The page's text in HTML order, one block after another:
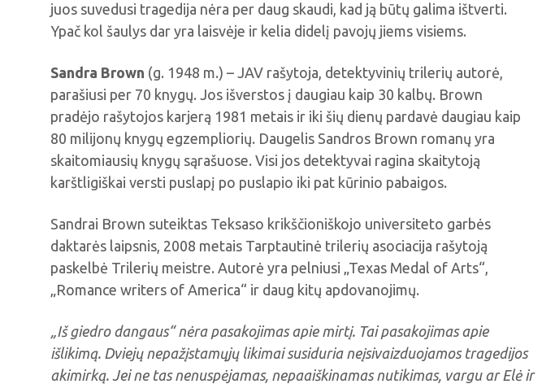
juos suvedusi tragedija nėra per daug skaudi, kad ją būtų galima ištverti.
Ypač kol šaulys dar yra laisvėje ir kelia didelį pavojų jiems visiems.
Sandra Brown (g. 1948 m.) – JAV rašytoja, detektyvinių trilerių autorė,
parašiusi per 70 knygų. Jos išverstos į daugiau kaip 30 kalbų. Brown
pradėjo rašytojos karjerą 1981 metais ir iki šių dienų pardavė daugiau kaip
80 milijonų knygų egzempliorių. Daugelis Sandros Brown romanų yra
skaitomiausių knygų sąrašuose. Visi jos detektyvai ragina skaitytoją
karštligiškai versti puslapį po puslapio iki pat kūrinio pabaigos.
Sandrai Brown suteiktas Teksaso krikščioniškojo universiteto garbės
daktarės laipsnis, 2008 metais Tarptautinė trilerių asociacija rašytoją
paskelbė Trilerių meistre. Autorė yra pelniusi „Texas Medal of Arts“,
„Romance writers of America“ ir daug kitų apdovanojimų.
„Iš giedro dangaus“ nėra pasakojimas apie mirtį. Tai pasakojimas apie
išlikimą. Dviejų nepažįstamųjų likimai susiduria neįsivaizduojamos tragedijos
akimirką. Jei ne tas nenuspėjamas, nepaaiškinamas nutikimas, vargu ar Elė ir